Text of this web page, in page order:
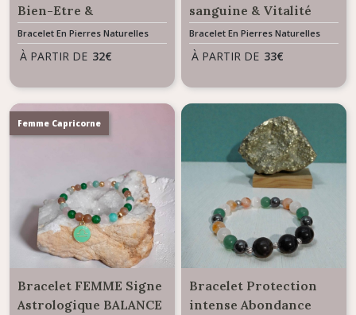
Bien-Etre &
Protection Aura -
Perles Agate rose
Bracelet En Pierres Naturelles
À PARTIR DE 32€
sanguine & Vitalité
Bracelet En Pierres Naturelles
À PARTIR DE 33€
Femme Capricorne
Bracelet FEMME Signe
Astrologique BALANCE
Bracelet Protection
intense Abondance